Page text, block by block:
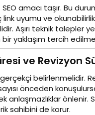
amacı taşır. Bu
link uyumu ve
Aşırı teknik talepler
yaklaşım tercih
ve Revizyon
belirlenmelidir.
önceden
anlaşmazlıklar önlenir.
sahibini de korur.